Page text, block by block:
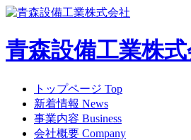
青森設備工業株
トップページ Top
新着情報 News
事業内容 Business
会社概要 Company